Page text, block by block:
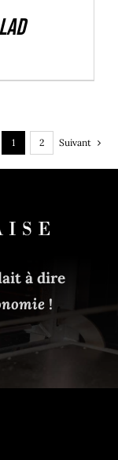
1 2 Suivant
à dire
!